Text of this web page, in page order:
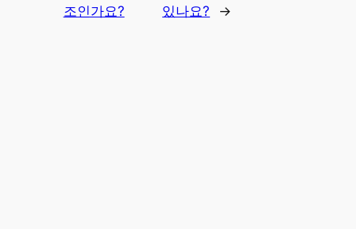
조인가요?
있나요?
→